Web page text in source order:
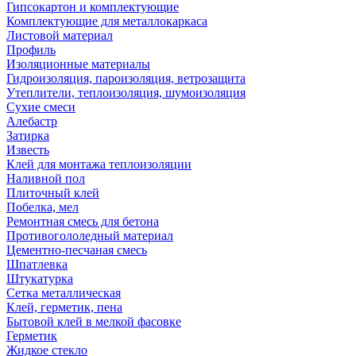
Гипсокартон и комплектующие
Комплектующие для металлокаркаса
Листовой материал
Профиль
Изоляционные материалы
Гидроизоляция, пароизоляция, ветрозащита
Утеплители, теплоизоляция, шумоизоляция
Сухие смеси
Алебастр
Затирка
Известь
Клей для монтажа теплоизоляции
Наливной пол
Плиточный клей
Побелка, мел
Ремонтная смесь для бетона
Противогололедный материал
Цементно-песчаная смесь
Шпатлевка
Штукатурка
Сетка металлическая
Клей, герметик, пена
Бытовой клей в мелкой фасовке
Герметик
Жидкое стекло